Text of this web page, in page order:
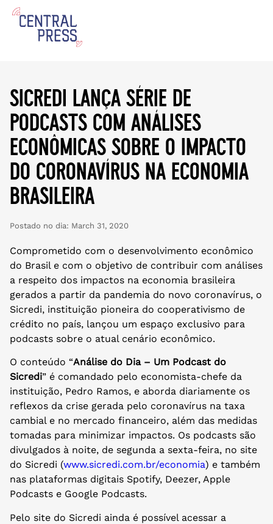
sicredi lança série de
podcasts com análises
econômicas sobre o impacto
do coronavírus na economia
brasileira
Postado no dia: March 31, 2020
Comprometido com o desenvolvimento econômico
do Brasil e com o objetivo de contribuir com análises
a respeito dos impactos na economia brasileira
gerados a partir da pandemia do novo coronavírus, o
Sicredi, instituição pioneira do cooperativismo de
crédito no país, lançou um espaço exclusivo para
podcasts sobre o atual cenário econômico.
O conteúdo “Análise do Dia – Um Podcast do
Sicredi” é comandado pelo economista-chefe da
instituição, Pedro Ramos, e aborda diariamente os
reflexos da crise gerada pelo coronavírus na taxa
cambial e no mercado financeiro, além das medidas
tomadas para minimizar impactos. Os podcasts são
divulgados à noite, de segunda a sexta-feira, no site
do Sicredi (www.sicredi.com.br/economia) e também
nas plataformas digitais Spotify, Deezer, Apple
Podcasts e Google Podcasts.
Pelo site do Sicredi ainda é possível acessar a